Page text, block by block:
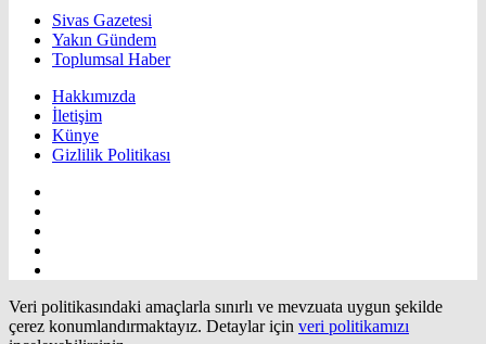
Sivas Gazetesi
Yakın Gündem
Toplumsal Haber
Hakkımızda
İletişim
Künye
Gizlilik Politikası
Veri politikasındaki amaçlarla sınırlı ve mevzuata uygun şekilde
çerez konumlandırmaktayız. Detaylar için veri politikamızı